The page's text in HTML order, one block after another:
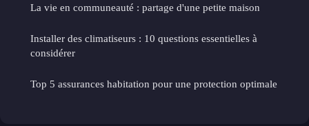
La vie en communeauté : partage d'une petite maison
Installer des climatiseurs : 10 questions essentielles à
considérer
Top 5 assurances habitation pour une protection optimale